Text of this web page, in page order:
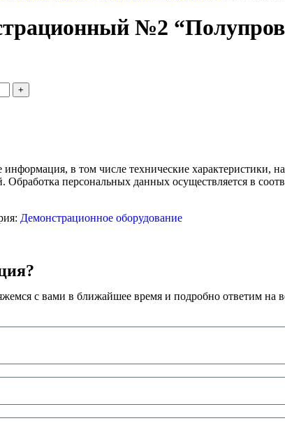
№2
информация, в том числе технические
Обработка персональных данных осуществляется в
Демонстрационное оборудование
с вами в ближайшее время и подробно ответим на